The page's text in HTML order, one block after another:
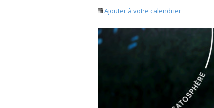
Ajouter à votre calendrier